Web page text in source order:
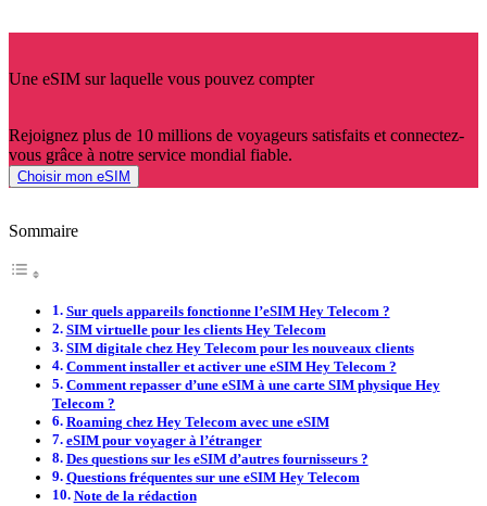
Une eSIM sur laquelle vous pouvez compter
Rejoignez plus de 10 millions de voyageurs satisfaits et connectez-
vous grâce à notre service mondial fiable.
Choisir mon eSIM
Sommaire
Sur quels appareils fonctionne l’eSIM Hey Telecom ?
SIM virtuelle pour les clients Hey Telecom
SIM digitale chez Hey Telecom pour les nouveaux clients
Comment installer et activer une eSIM Hey Telecom ?
Comment repasser d’une eSIM à une carte SIM physique Hey
Telecom ?
Roaming chez Hey Telecom avec une eSIM
eSIM pour voyager à l’étranger
Des questions sur les eSIM d’autres fournisseurs ?
Questions fréquentes sur une eSIM Hey Telecom
Note de la rédaction